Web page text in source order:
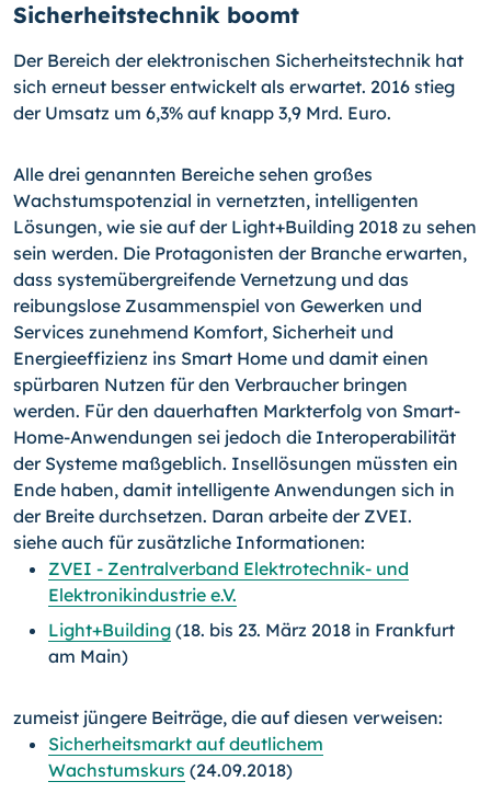
Sicherheitstechnik boomt
Der Bereich der elektronischen Sicherheitstechnik hat
sich erneut besser entwickelt als erwartet. 2016 stieg
der Umsatz um 6,3% auf knapp 3,9 Mrd. Euro.
Alle drei genannten Bereiche sehen großes
Wachstumspotenzial in vernetzten, intelligenten
Lösungen, wie sie auf der Light+Building 2018 zu sehen
sein werden. Die Protagonisten der Branche erwarten,
dass systemübergreifende Vernetzung und das
reibungslose Zusammenspiel von Gewerken und
Services zunehmend Komfort, Sicherheit und
Energieeffizienz ins Smart Home und damit einen
spürbaren Nutzen für den Verbraucher bringen
werden. Für den dauerhaften Markterfolg von Smart-
Home-Anwendungen sei jedoch die Interoperabilität
der Systeme maßgeblich. Insellösungen müssten ein
Ende haben, damit intelligente Anwendungen sich in
der Breite durchsetzen. Daran arbeite der ZVEI.
siehe auch für zusätzliche Informationen:
ZVEI - Zentralverband Elektrotechnik- und
Elektronikindustrie e.V.
Light+Building (18. bis 23. März 2018 in Frankfurt
am Main)
zumeist jüngere Beiträge, die auf diesen verweisen:
Sicherheitsmarkt auf deutlichem
Wachstumskurs (24.09.2018)